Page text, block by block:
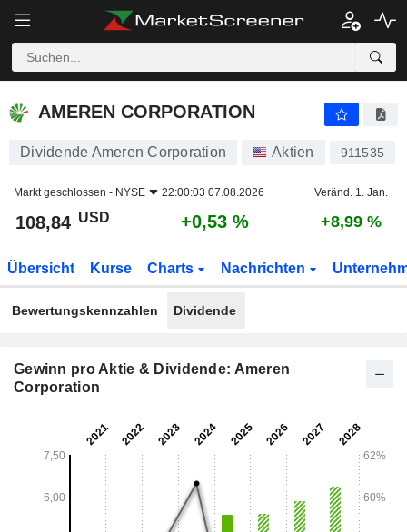
AMEREN CORPORATION
AMEREN CORPORATION
Dividende Ameren Corporation Aktien 911535
Markt geschlossen - NYSE 22:00:03 07.08.2026 Veränd. 1. Jan.
108,84 USD +0,53 % +8,99 %
Übersicht Kurse Charts Nachrichten
Bewertungskennzahlen Dividende
Gewinn pro Aktie & Dividende: Ameren
Corporation